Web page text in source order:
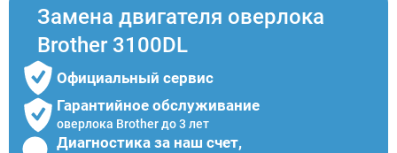
Замена двигателя оверлока
Brother 3100DL
Официальный сервис
Гарантийное обслуживание
оверлока Brother до 3 лет
Диагностика за наш счет,